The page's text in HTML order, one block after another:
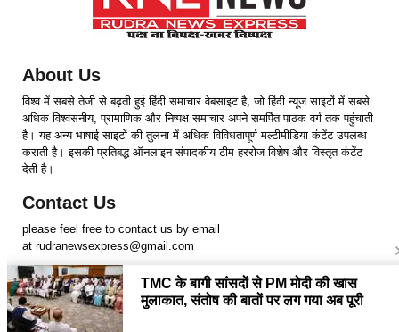
About Us
विश्व में सबसे तेजी से बढ़ती हुई हिंदी समाचार वेबसाइट है, जो हिंदी न्यूज साइटों में सबसे
अधिक विश्वसनीय, प्रामाणिक और निष्पक्ष समाचार अपने समर्पित पाठक वर्ग तक पहुंचाती
है। यह अन्य भाषाई साइटों की तुलना में अधिक विविधतापूर्ण मल्टीमीडिया कंटेंट उपलब्ध
कराती है। इसकी प्रतिबद्ध ऑनलाइन संपादकीय टीम हररोज विशेष और विस्तृत कंटेंट
देती है।
Contact Us
please feel free to contact us by email
at rudranewsexpress@gmail.com
Follow Us